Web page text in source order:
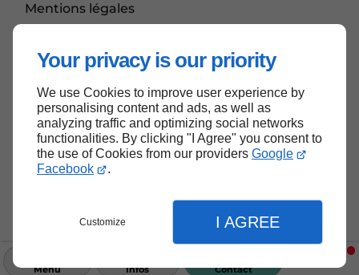
Your privacy is our priority
We use Cookies to improve user experience by
personalising content and ads, as well as
analyzing traffic and optimizing social networks
functionalities. By clicking "I Agree" you consent to
the use of Cookies from our providers Google
Facebook
.
Customize I AGREE
Menu Infos Contact
Mentions légales
Haut de page